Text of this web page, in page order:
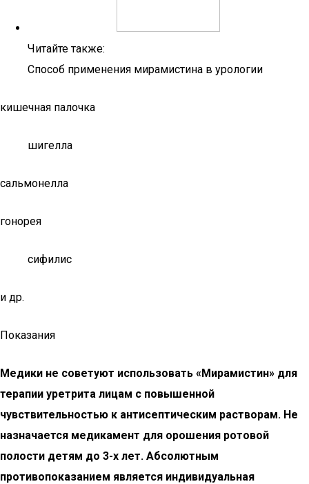
Читайте также:
Способ применения мирамистина в урологии
кишечная палочка
шигелла
сальмонелла
гонорея
сифилис
и др.
Показания
Медики не советуют использовать «Мирамистин» для
терапии уретрита лицам с повышенной
чувствительностью к антисептическим растворам. Не
назначается медикамент для орошения ротовой
полости детям до 3-х лет. Абсолютным
противопоказанием является индивидуальная